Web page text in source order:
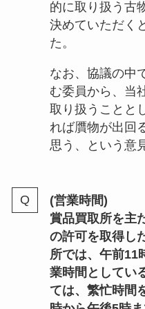
的に取り扱う古
決めていただく
た。
なお、協議の中
む委員から、当
取り扱うことと
れば贋物が出回
思う、という意
(営業時間)
賞品買取所を主
の許可を取得し
所では、午前11
業時間としてい
ては、繁忙時間